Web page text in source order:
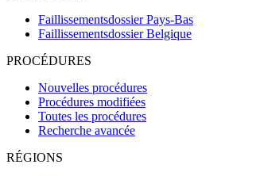
Faillissementsdossier Pays-Bas
Faillissementsdossier Belgique
PROCÉDURES
Nouvelles procédures
Procédures modifiées
Toutes les procédures
Recherche avancée
RÉGIONS